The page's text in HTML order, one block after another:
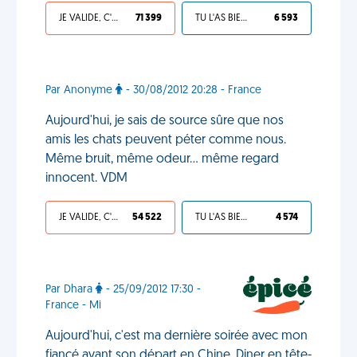
JE VALIDE, C'EST UNE VDM 71 399 TU L'AS BIEN MÉRITÉ 6 593
Par Anonyme - 30/08/2012 20:28 - France
Aujourd'hui, je sais de source sûre que nos
amis les chats peuvent péter comme nous.
Même bruit, même odeur... même regard
innocent. VDM
JE VALIDE, C'EST UNE VDM 54 522 TU L'AS BIEN MÉRITÉ 4 574
Par Dhara
- 25/09/2012 17:30 -
France - Mi
Aujourd'hui, c'est ma dernière soirée avec mon